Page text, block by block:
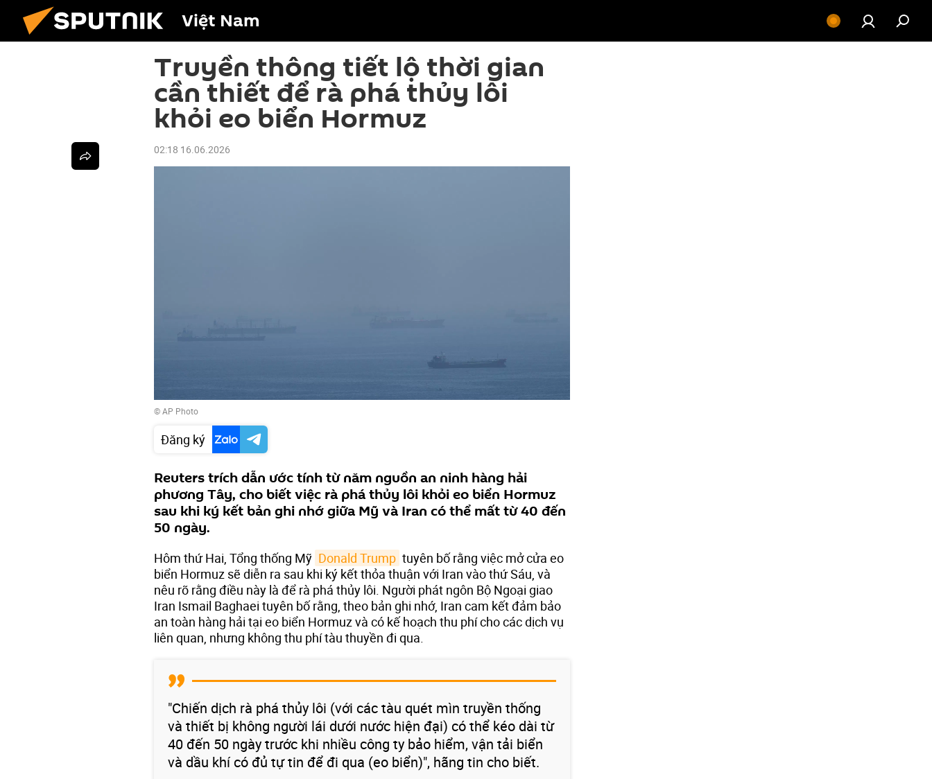
Việt Nam
Truyền thông tiết lộ thời gian
cần thiết để rà phá thủy lôi
khỏi eo biển Hormuz
02:18 16.06.2026
© AP Photo
Đăng ký
Reuters trích dẫn ước tính từ năm nguồn an ninh hàng hải
phương Tây, cho biết việc rà phá thủy lôi khỏi eo biển Hormuz
sau khi ký kết bản ghi nhớ giữa Mỹ và Iran có thể mất từ ​​40 đến
50 ngày.
Hôm thứ Hai, Tổng thống Mỹ Donald Trump tuyên bố rằng việc mở cửa eo
biển Hormuz sẽ diễn ra sau khi ký kết thỏa thuận với Iran vào thứ Sáu, và
nêu rõ rằng điều này là để rà phá thủy lôi. Người phát ngôn Bộ Ngoại giao
Iran Ismail Baghaei tuyên bố rằng, theo bản ghi nhớ, Iran cam kết đảm bảo
an toàn hàng hải tại eo biển Hormuz và có kế hoạch thu phí cho các dịch vụ
liên quan, nhưng không thu phí tàu thuyền đi qua.
"Chiến dịch rà phá thủy lôi (với các tàu quét mìn truyền thống
và thiết bị không người lái dưới nước hiện đại) có thể kéo dài từ
40 đến 50 ngày trước khi nhiều công ty bảo hiểm, vận tải biển
và dầu khí có đủ tự tin để đi qua (eo biển)", hãng tin cho biết.